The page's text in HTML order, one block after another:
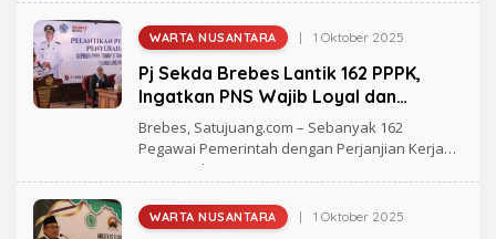
A
Pj Sekda Brebes Lantik 162 PPPK,
Ingatkan PNS Wajib Loyal dan
Profesional
WARTA NUSANTARA | 1 Oktober 2025
O
E
H
A
N
D
R
A
Brebes, Satujuang.com – Sebanyak 162
Pegawai Pemerintah dengan Perjanjian Kerja
(PPPK) Tahap
WARTA NUSANTARA | 1 Oktober 2025
O